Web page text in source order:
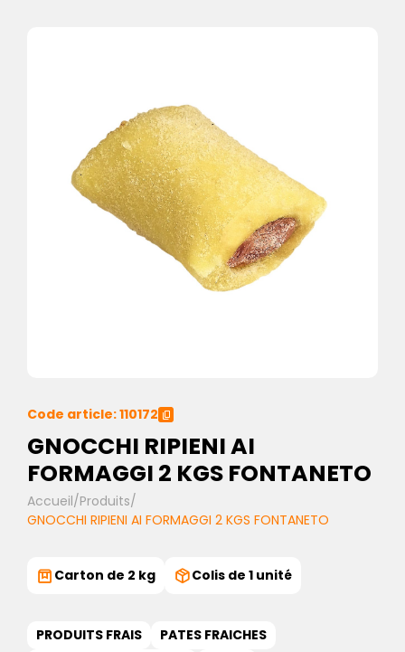
Code article: 110172
GNOCCHI RIPIENI AI
FORMAGGI 2 KGS FONTANETO
Accueil/Produits/
GNOCCHI RIPIENI AI FORMAGGI 2 KGS FONTANETO
Carton de 2 kg Colis de 1 unité
PRODUITS FRAIS
PATES FRAICHES